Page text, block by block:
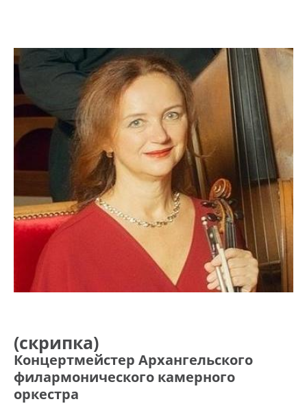
(скрипка)
Концертмейстер Архангельского
филармонического камерного
оркестра